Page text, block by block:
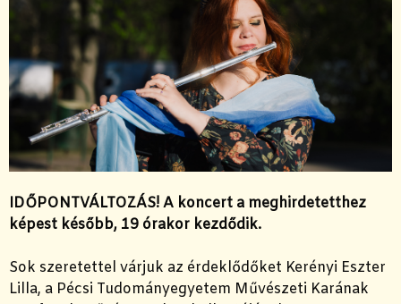
IDŐPONTVÁLTOZÁS! A koncert a meghirdetetthez
képest később, 19 órakor kezdődik.
Sok szeretettel várjuk az érdeklődőket Kerényi Eszter
Lilla, a Pécsi Tudományegyetem Művészeti Karának